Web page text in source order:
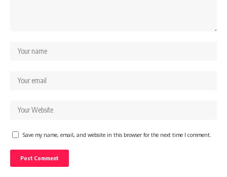
Save my name, email, and website in this browser for the next time I comment.